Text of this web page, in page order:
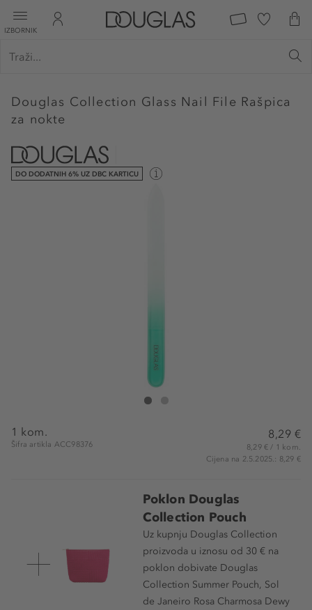
IZBORNIK
Douglas Collection Glass Nail File Rašpica
za nokte
DO DODATNIH 6% UZ DBC KARTICU
Douglas Collection Glass Nail File
1 kom.
Šifra artikla ACC98376
8,29 €
8,29 € / 1 kom.
Cijena na 2.5.2025.: 8,29 €
Poklon Douglas
Collection Pouch
Uz kupnju Douglas Collection
proizvoda u iznosu od 30 € na
poklon dobivate Douglas
Collection Summer Pouch, Sol
de Janeiro Rosa Charmosa Dewy